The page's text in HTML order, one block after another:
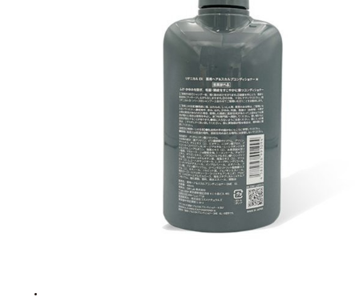
酸、クエン酸ナトリウム、ジペンタエリトリット脂肪酸
エステル(1)、セタノール、ソルビット液、フェノキシエ
タノール、塩化ステアリルトリメチルアンモニウム、塩
化亜鉛、香料、無水エタノール、精製水
【ご使用上の注意】
●肌に傷・湿疹など異常のある時は使用しないでくださ
●肌に異常が生じていないかよく注意して使用してくださ
●使用中(または使用した肌に直射日光があたり)、赤み・
はれ・かゆみ・刺激等の異常があらわれた場合は使用を
中止してください。
●そのまま使用を続けると、症状を悪化させることがある
ので、皮膚科専門医などにご相談されることをおすすめ
●目に入らないようにご注意ください。
●目に入った場合は、すぐに水かぬるま湯で洗い流してく